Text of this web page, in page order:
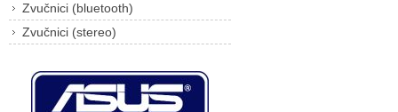
Zvučnici (bluetooth)
Zvučnici (stereo)